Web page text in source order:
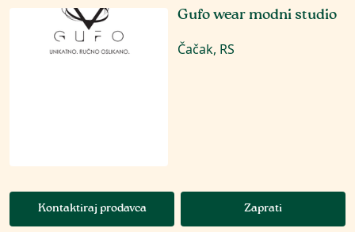
Gufo wear modni studio
Čačak, RS
Kontaktiraj prodavca Zaprati